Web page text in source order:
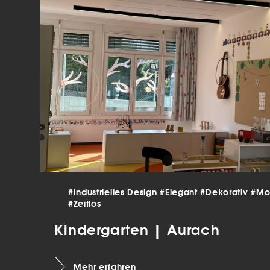
#Industrielles Design#Elegant#Dekorativ
#Zeitlos
Kindergarten | Aurach
Mehr erfahren
die
Hier
Ihre